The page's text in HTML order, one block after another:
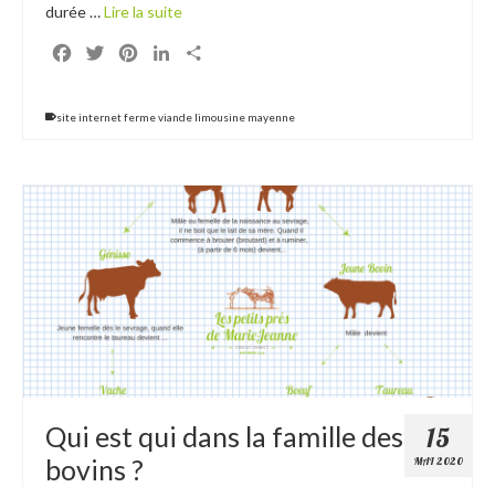
durée …Lire la suite
FacebookTwitterPinterestLinkedIn
site internet ferme viande limousine mayenne
15
MAI 2020
Qui est qui dans la famille des
bovins ?